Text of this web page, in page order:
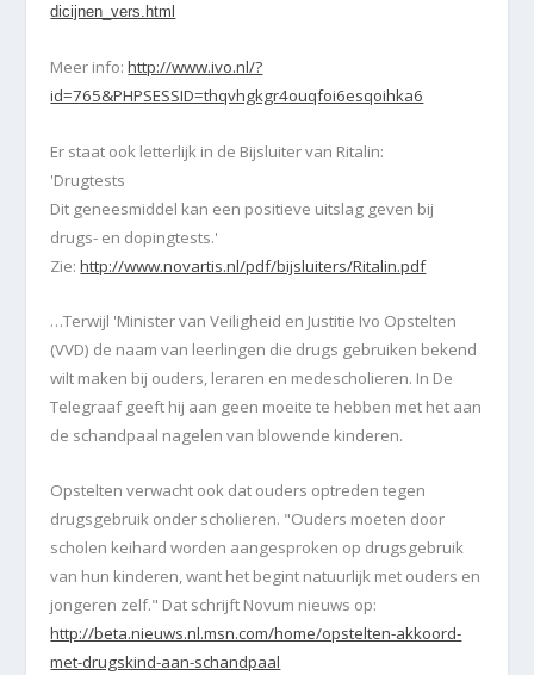
dicijnen_vers.html
Meer info:http://www.ivo.nl/?
id=765&PHPSESSID=thqvhgkgr4ouqfoi6esqoihka6
Er staat ook letterlijk in de Bijsluiter van Ritalin:
'Drugtests
Dit geneesmiddel kan een positieve uitslag geven bij
drugs- en dopingtests.'
Zie:http://www.novartis.nl/pdf/bijsluiters/Ritalin.pdf
…Terwijl 'Minister van Veiligheid en Justitie Ivo Opstelten
(VVD) de naam van leerlingen die drugs gebruiken bekend
wilt maken bij ouders, leraren en medescholieren. In De
Telegraaf geeft hij aan geen moeite te hebben met het aan
de schandpaal nagelen van blowende kinderen.
Opstelten verwacht ook dat ouders optreden tegen
drugsgebruik onder scholieren. "Ouders moeten door
scholen keihard worden aangesproken op drugsgebruik
van hun kinderen, want het begint natuurlijk met ouders en
jongeren zelf." Dat schrijft Novum nieuws op:
http://beta.nieuws.nl.msn.com/home/opstelten-akkoord-
met-drugskind-aan-schandpaal